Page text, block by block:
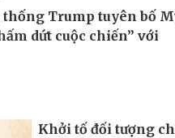
Khởi tố đối tượng